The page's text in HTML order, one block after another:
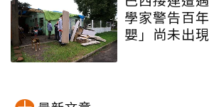
學家警告百
嬰」尚未出現